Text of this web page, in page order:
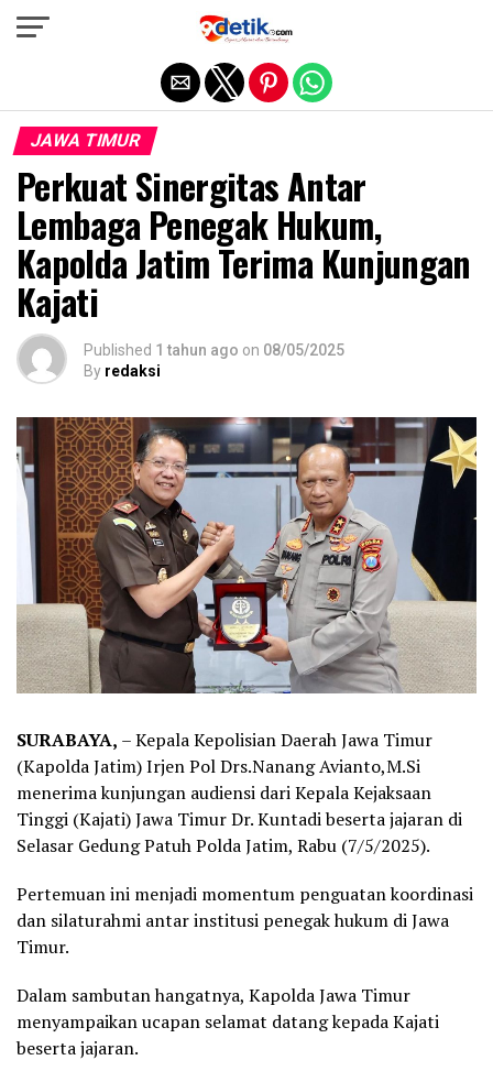
JAWA TIMUR
Perkuat Sinergitas Antar
Lembaga Penegak Hukum,
Kapolda Jatim Terima Kunjungan
Kajati
Published 1 tahun ago on 08/05/2025
By redaksi
SURABAYA, – Kepala Kepolisian Daerah Jawa Timur
(Kapolda Jatim) Irjen Pol Drs.Nanang Avianto,M.Si
menerima kunjungan audiensi dari Kepala Kejaksaan
Tinggi (Kajati) Jawa Timur Dr. Kuntadi beserta jajaran di
Selasar Gedung Patuh Polda Jatim, Rabu (7/5/2025).
Pertemuan ini menjadi momentum penguatan koordinasi
dan silaturahmi antar institusi penegak hukum di Jawa
Timur.
Dalam sambutan hangatnya, Kapolda Jawa Timur
menyampaikan ucapan selamat datang kepada Kajati
beserta jajaran.
Exit mobile version